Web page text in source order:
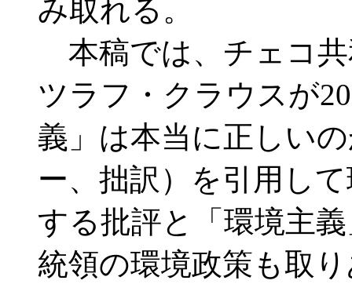
み取れる。
本稿では、チェコ共
ツラフ・クラウスが
義」は本当に正しい
ー、拙訳）を引用し
する批評と「環境主
統領の環境政策も取